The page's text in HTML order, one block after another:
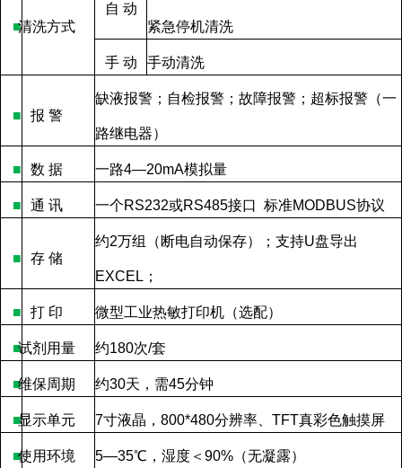
■清洗方式
自 动
紧急停机清洗
手 动 手动清洗
■ 报 警
缺液报警；自检报警；故障报警；超标报警（一
路继电器）
■ 数 据 一路4—20mA模拟量
■ 通 讯 一个RS232或RS485接口 标准MODBUS协议
■ 存 储
约2万组（断电自动保存）；支持U盘导出
EXCEL ；
■ 打 印 微型工业热敏打印机（选配）
■试剂用量 约180次/套
■维保周期 约30天，需45分钟
■显示单元 7寸液晶， 800*480分辨率、 TFT真彩色触摸屏
■使用环境 5—35℃，湿度＜ 90% （无凝露）